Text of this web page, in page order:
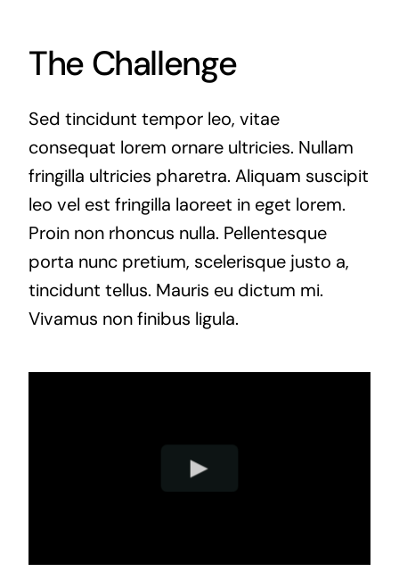
The Challenge
Sed tincidunt tempor leo, vitae
consequat lorem ornare ultricies. Nullam
fringilla ultricies pharetra. Aliquam suscipit
leo vel est fringilla laoreet in eget lorem.
Proin non rhoncus nulla. Pellentesque
porta nunc pretium, scelerisque justo a,
tincidunt tellus. Mauris eu dictum mi.
Vivamus non finibus ligula.